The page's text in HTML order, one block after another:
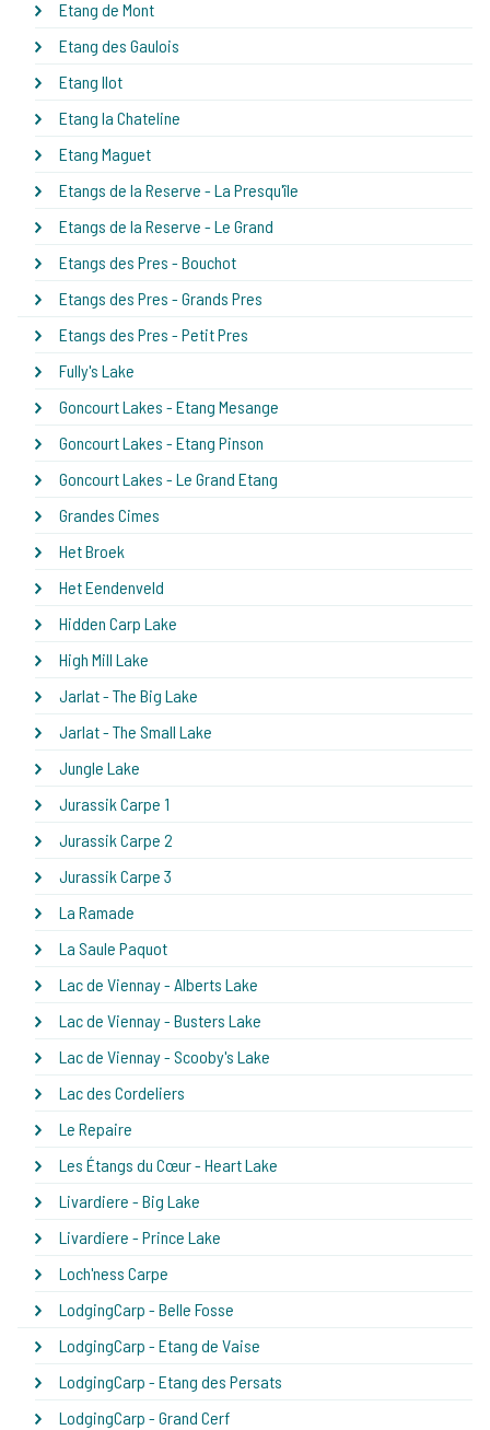
Etang de Mont
Etang des Gaulois
Etang Ilot
Etang la Chateline
Etang Maguet
Etangs de la Reserve - La Presqu'île
Etangs de la Reserve - Le Grand
Etangs des Pres - Bouchot
Etangs des Pres - Grands Pres
Etangs des Pres - Petit Pres
Fully's Lake
Goncourt Lakes - Etang Mesange
Goncourt Lakes - Etang Pinson
Goncourt Lakes - Le Grand Etang
Grandes Cimes
Het Broek
Het Eendenveld
Hidden Carp Lake
High Mill Lake
Jarlat - The Big Lake
Jarlat - The Small Lake
Jungle Lake
Jurassik Carpe 1
Jurassik Carpe 2
Jurassik Carpe 3
La Ramade
La Saule Paquot
Lac de Viennay - Alberts Lake
Lac de Viennay - Busters Lake
Lac de Viennay - Scooby's Lake
Lac des Cordeliers
Le Repaire
Les Étangs du Cœur - Heart Lake
Livardiere - Big Lake
Livardiere - Prince Lake
Loch'ness Carpe
LodgingCarp - Belle Fosse
LodgingCarp - Etang de Vaise
LodgingCarp - Etang des Persats
LodgingCarp - Grand Cerf